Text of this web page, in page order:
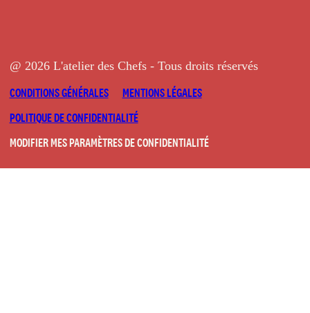
@ 2026 L'atelier des Chefs - Tous droits réservés
CONDITIONS GÉNÉRALES
MENTIONS LÉGALES
POLITIQUE DE CONFIDENTIALITÉ
MODIFIER MES PARAMÈTRES DE CONFIDENTIALITÉ